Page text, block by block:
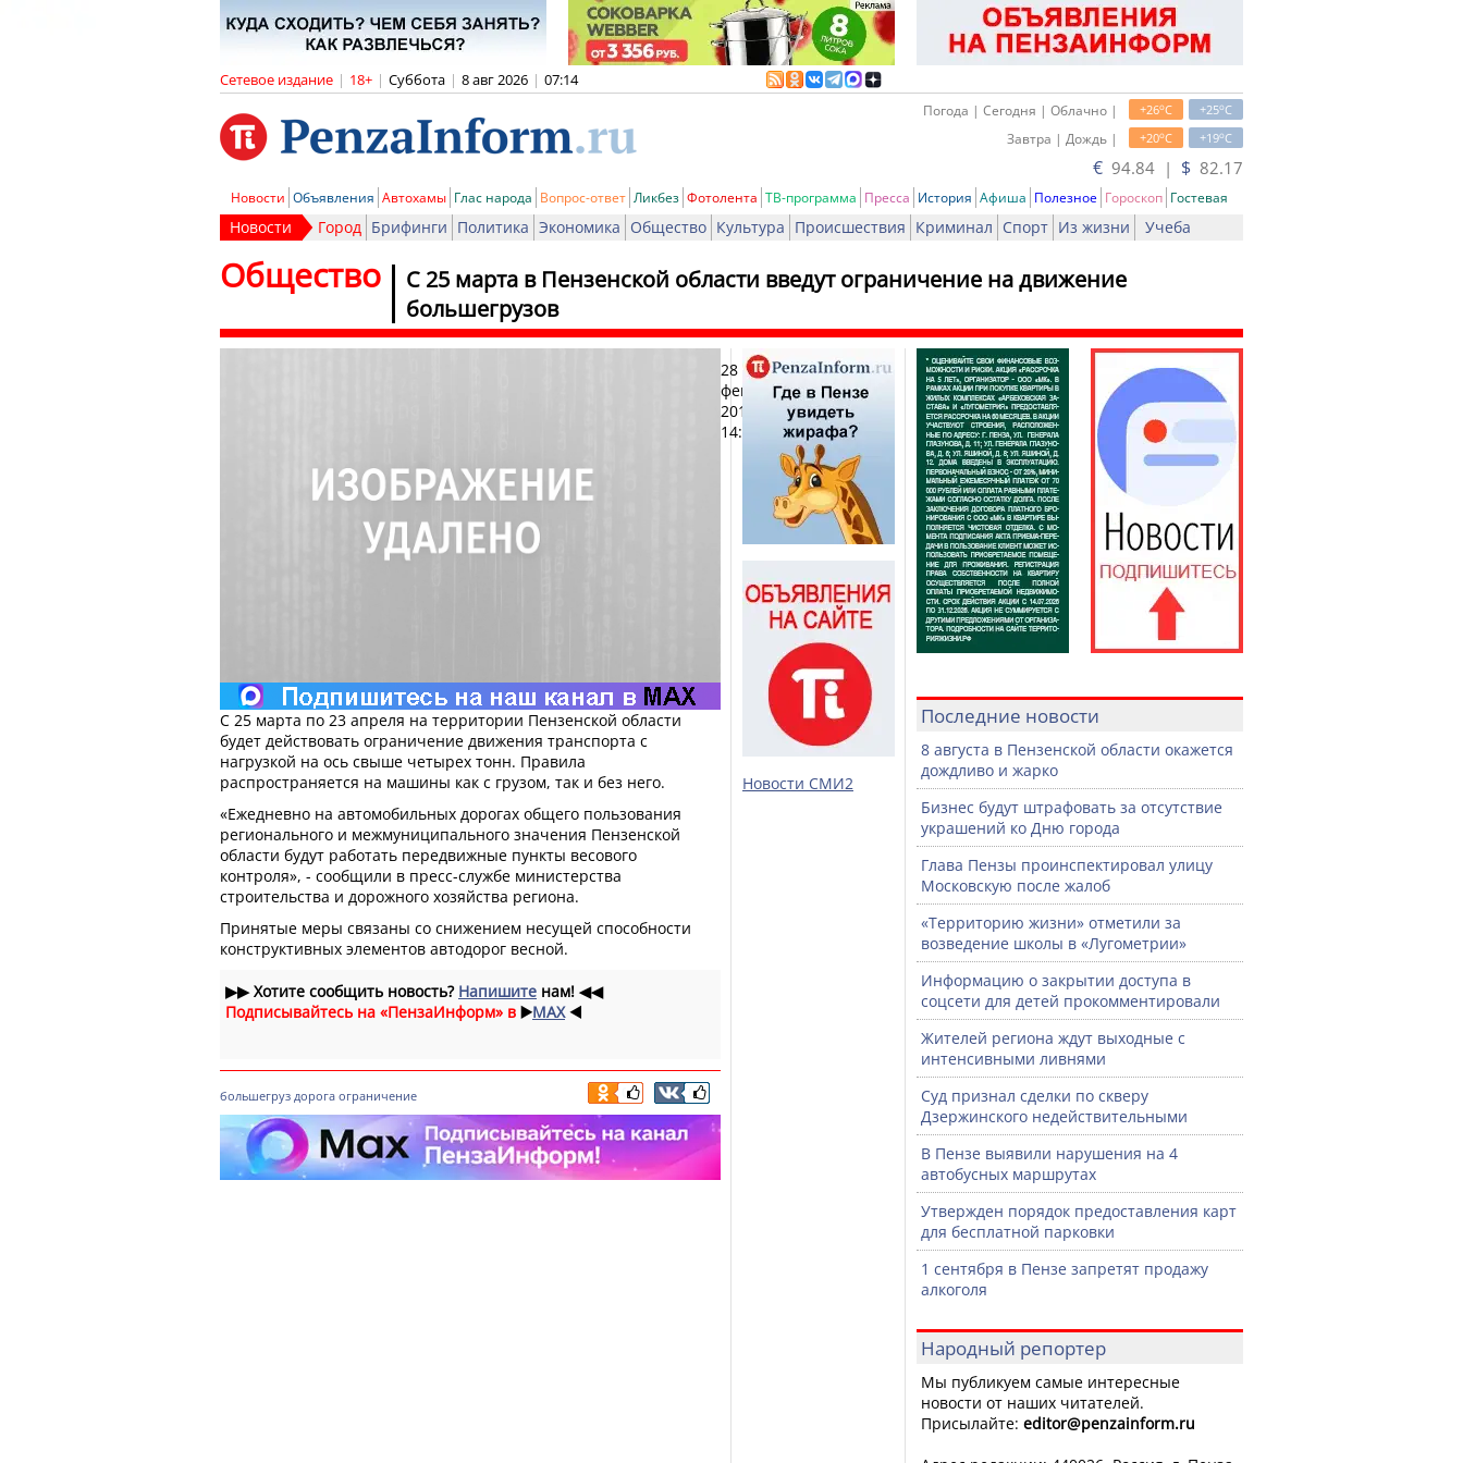
Сетевое издание | 18+ | Суббота | 8 авг 2026 | 07:14
+25oC
+26oC
Погода | Сегодня | Облачно |
+19oC
+20oC
Завтра | Дождь |
€ 94.84 | $ 82.17
Новости Объявления Автохамы Глас народа Вопрос-ответ Ликбез Фотолента ТВ-программа Пресса История Афиша Полезное Гороскоп Гостевая
Новости Город Брифинги Политика Экономика Общество Культура Происшествия Криминал Спорт Из жизни Учеба
С 25 марта в Пензенской области введут ограничение на движение
большегрузов
Общество
28
февраля
2018,
14:18
Печать
С 25 марта по 23 апреля на территории Пензенской области
будет действовать ограничение движения транспорта с
нагрузкой на ось свыше четырех тонн. Правила
распространяется на машины как с грузом, так и без него.
«Ежедневно на автомобильных дорогах общего пользования
регионального и межмуниципального значения Пензенской
области будут работать передвижные пункты весового
контроля», - сообщили в пресс-службе министерства
строительства и дорожного хозяйства региона.
Принятые меры связаны со снижением несущей способности
конструктивных элементов автодорог весной.
▶▶Хотите сообщить новость? Напишите нам! ◀◀
Подписывайтесь на «ПензаИнформ» в ▶️MAX ◀️
большегруз дорога ограничение
Новости СМИ2
Последние новости
8 августа в Пензенской области окажется
дождливо и жарко
Бизнес будут штрафовать за отсутствие
украшений ко Дню города
Глава Пензы проинспектировал улицу
Московскую после жалоб
«Территорию жизни» отметили за
возведение школы в «Лугометрии»
Информацию о закрытии доступа в
соцсети для детей прокомментировали
Жителей региона ждут выходные с
интенсивными ливнями
Суд признал сделки по скверу
Дзержинского недействительными
В Пензе выявили нарушения на 4
автобусных маршрутах
Утвержден порядок предоставления карт
для бесплатной парковки
1 сентября в Пензе запретят продажу
алкоголя
Народный репортер
Мы публикуем самые интересные
новости от наших читателей.
Присылайте: editor@penzainform.ru